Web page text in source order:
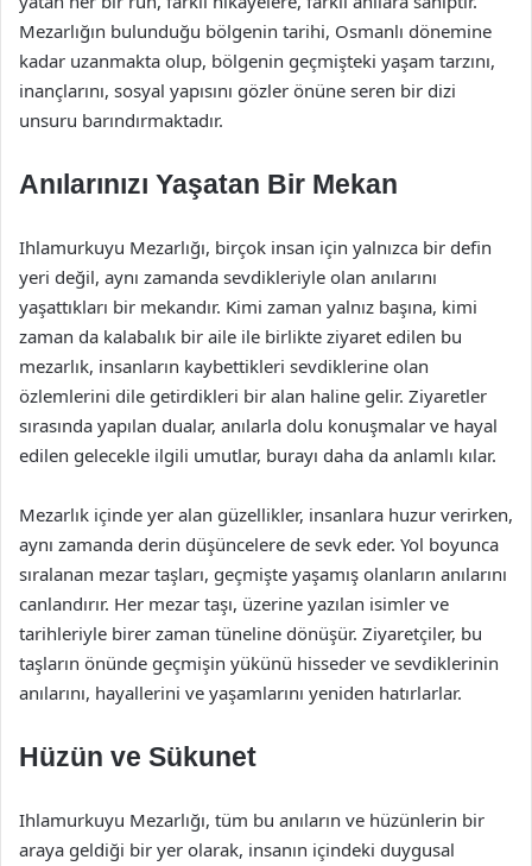
Mezarlığın bulunduğu bölgenin tarihi, Osmanlı dönemine
kadar uzanmakta olup, bölgenin geçmişteki yaşam tarzını,
inançlarını, sosyal yapısını gözler önüne seren bir dizi
unsuru barındırmaktadır.
Anılarınızı Yaşatan Bir Mekan
Ihlamurkuyu Mezarlığı, birçok insan için yalnızca bir defin
yeri değil, aynı zamanda sevdikleriyle olan anılarını
yaşattıkları bir mekandır. Kimi zaman yalnız başına, kimi
zaman da kalabalık bir aile ile birlikte ziyaret edilen bu
mezarlık, insanların kaybettikleri sevdiklerine olan
özlemlerini dile getirdikleri bir alan haline gelir. Ziyaretler
sırasında yapılan dualar, anılarla dolu konuşmalar ve hayal
edilen gelecekle ilgili umutlar, burayı daha da anlamlı kılar.
Mezarlık içinde yer alan güzellikler, insanlara huzur verirken,
aynı zamanda derin düşüncelere de sevk eder. Yol boyunca
sıralanan mezar taşları, geçmişte yaşamış olanların anılarını
canlandırır. Her mezar taşı, üzerine yazılan isimler ve
tarihleriyle birer zaman tüneline dönüşür. Ziyaretçiler, bu
taşların önünde geçmişin yükünü hisseder ve sevdiklerinin
anılarını, hayallerini ve yaşamlarını yeniden hatırlarlar.
Hüzün ve Sükunet
Ihlamurkuyu Mezarlığı, tüm bu anıların ve hüzünlerin bir
araya geldiği bir yer olarak, insanın içindeki duygusal